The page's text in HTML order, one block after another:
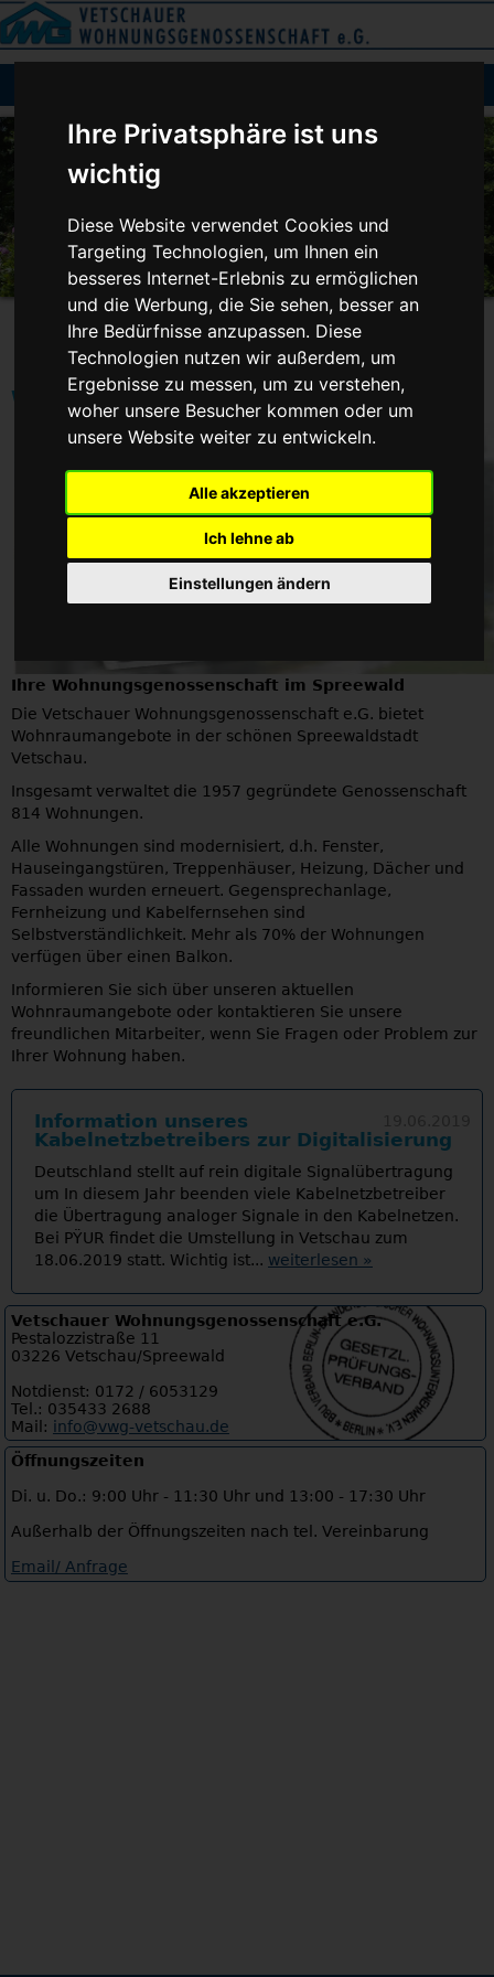
Ihre Privatsphäre ist uns
wichtig
Diese Website verwendet Cookies und
Targeting Technologien, um Ihnen ein
besseres Internet-Erlebnis zu ermöglichen
und die Werbung, die Sie sehen, besser an
Ihre Bedürfnisse anzupassen. Diese
Technologien nutzen wir außerdem, um
Ergebnisse zu messen, um zu verstehen,
woher unsere Besucher kommen oder um
unsere Website weiter zu entwickeln.
Alle akzeptieren
Ich lehne ab
Einstellungen ändern
Willkommen bei der VWG Vetschau
Ihre Wohnungsgenossenschaft im Spreewald
Die Vetschauer Wohnungsgenossenschaft e.G. bietet
Wohnraumangebote in der schönen Spreewaldstadt
Vetschau.
Insgesamt verwaltet die 1957 gegründete Genossenschaft
814 Wohnungen.
Alle Wohnungen sind modernisiert, d.h. Fenster,
Hauseingangstüren, Treppenhäuser, Heizung, Dächer und
Fassaden wurden erneuert. Gegensprechanlage,
Fernheizung und Kabelfernsehen sind
Selbstverständlichkeit. Mehr als 70% der Wohnungen
verfügen über einen Balkon.
Informieren Sie sich über unseren aktuellen
Wohnraumangebote oder kontaktieren Sie unsere
freundlichen Mitarbeiter, wenn Sie Fragen oder Problem zur
Ihrer Wohnung haben.
Information unseres
Kabelnetzbetreibers zur Digitalisierung
Deutschland stellt auf rein digitale Signalübertragung
um In diesem Jahr beenden viele Kabelnetzbetreiber
die Übertragung analoger Signale in den Kabelnetzen.
Bei PΫUR findet die Umstellung in Vetschau zum
18.06.2019 statt. Wichtig ist... weiterlesen »
Vetschauer Wohnungsgenossenschaft e.G.
Pestalozzistraße 11
03226 Vetschau/Spreewald
Notdienst: 0172 / 6053129
Tel.: 035433 2688
Mail: info@vwg-vetschau.de
Öffnungszeiten
Di. u. Do.: 9:00 Uhr - 11:30 Uhr und 13:00 - 17:30 Uhr
Außerhalb der Öffnungszeiten nach tel. Vereinbarung
Email/ Anfrage